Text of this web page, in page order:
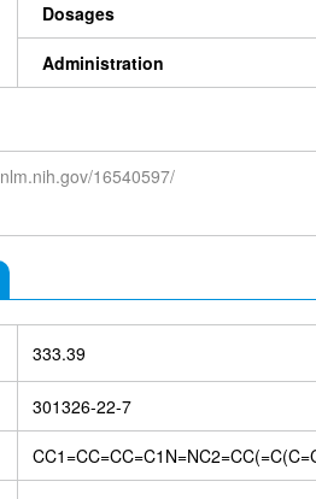
Dosages
Administration
16540597/
333.39
301326-22-7